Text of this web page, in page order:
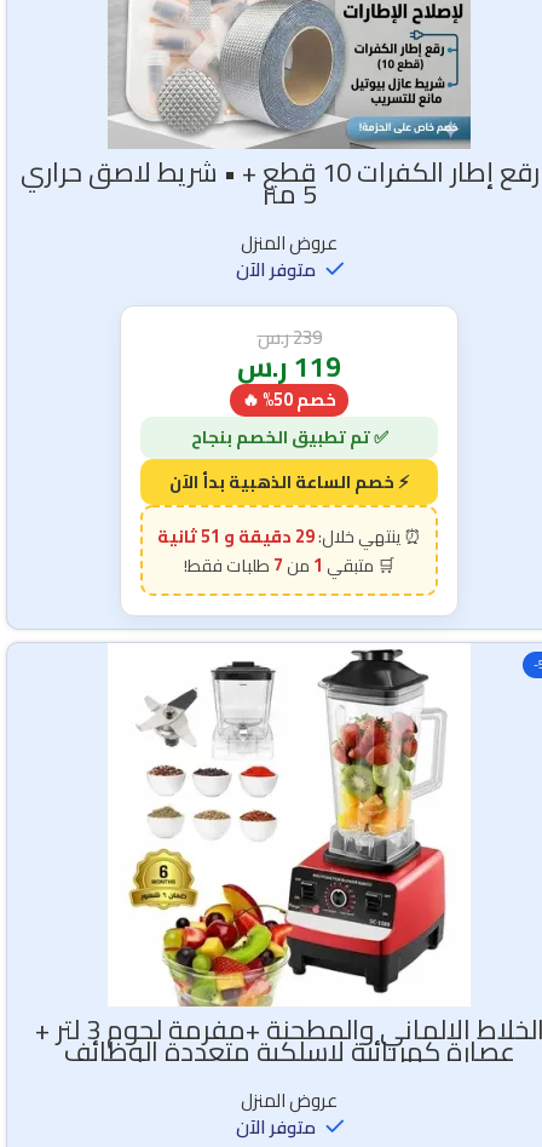
• رقع إطار الكفرات 10 قطع + • شريط لاصق حراري
5 متر
عروض المنزل
متوفر الآن
239ر.س
119ر.س
خصم 50% 🔥
29 دقيقة و 49 ثانية
1
7
-
الخلاط الالماني والمطحنة +مفرمة لحوم 3 لتر +عصارة كهربائية لاسلكية متعددة الوظائف
عروض المنزل
متوفر الآن